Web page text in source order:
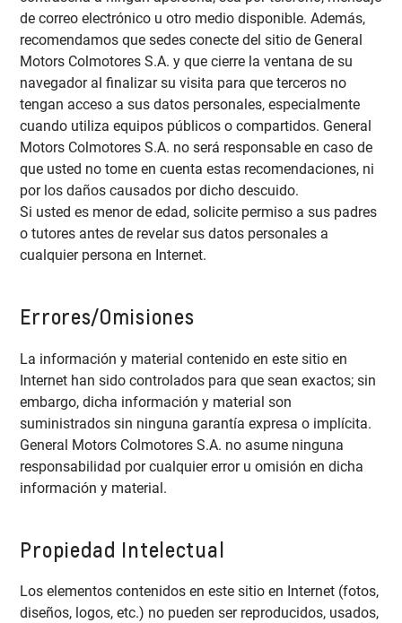
de correo electrónico u otro medio disponible. Además,
recomendamos que sedes conecte del sitio de General
Motors Colmotores S.A. y que cierre la ventana de su
navegador al finalizar su visita para que terceros no
tengan acceso a sus datos personales, especialmente
cuando utiliza equipos públicos o compartidos. General
Motors Colmotores S.A. no será responsable en caso de
que usted no tome en cuenta estas recomendaciones, ni
por los daños causados por dicho descuido.
Si usted es menor de edad, solicite permiso a sus padres
o tutores antes de revelar sus datos personales a
cualquier persona en Internet.
Errores/Omisiones
La información y material contenido en este sitio en
Internet han sido controlados para que sean exactos; sin
embargo, dicha información y material son
suministrados sin ninguna garantía expresa o implícita.
General Motors Colmotores S.A. no asume ninguna
responsabilidad por cualquier error u omisión en dicha
información y material.
Propiedad Intelectual
Los elementos contenidos en este sitio en Internet (fotos,
diseños, logos, etc.) no pueden ser reproducidos, usados,